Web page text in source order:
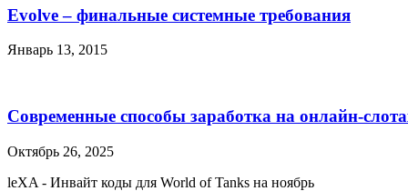
Evolve – финальные системные требования
Январь 13, 2015
Современные способы заработка на онлайн-
Октябрь 26, 2025
leXA - Инвайт коды для World of Tanks на ноябрь